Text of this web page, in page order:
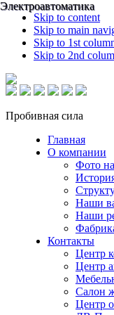
Skip to content
Skip to main
Skip to 1st
Skip to 2nd
Электроавтоматика
Электроавтоматика
Пробивная сила
Главная
О компании
Фото
Наши
Наши
Контакты
Центр
Центр
Салон
Центр